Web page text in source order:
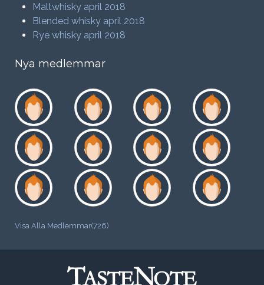
Maltwhisky april 2018
Blended whisky april 2018
Rye whisky april 2018
Nya medlemmar
Visa Alla Medlemmar(726)